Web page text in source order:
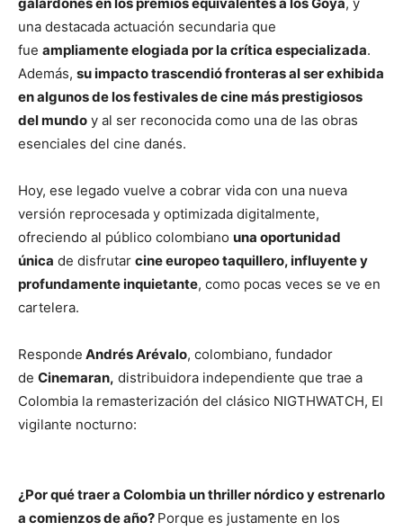
una destacada actuación secundaria que
fue ampliamente elogiada por la crítica especializada.
Además, su impacto trascendió fronteras al ser exhibida
en algunos de los festivales de cine más prestigiosos
del mundo y al ser reconocida como una de las obras
esenciales del cine danés.
Hoy, ese legado vuelve a cobrar vida con una nueva
versión reprocesada y optimizada digitalmente,
ofreciendo al público colombiano una oportunidad
única de disfrutar cine europeo taquillero, influyente y
profundamente inquietante, como pocas veces se ve en
cartelera.
Responde Andrés Arévalo, colombiano, fundador
de Cinemaran, distribuidora independiente que trae a
Colombia la remasterización del clásico NIGTHWATCH, El
vigilante nocturno:
¿Por qué traer a Colombia un thriller nórdico y estrenarlo
a comienzos de año? Porque es justamente en los